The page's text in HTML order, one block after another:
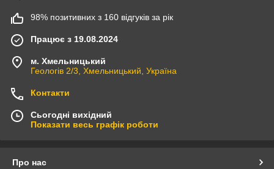
98% позитивних з 160 відгуків за рік
Працює з 19.08.2024
м. Хмельницький
Геологів 2/3, Хмельницький, Україна
Контакти
Сьогодні вихідний
Показати весь графік роботи
Про нас